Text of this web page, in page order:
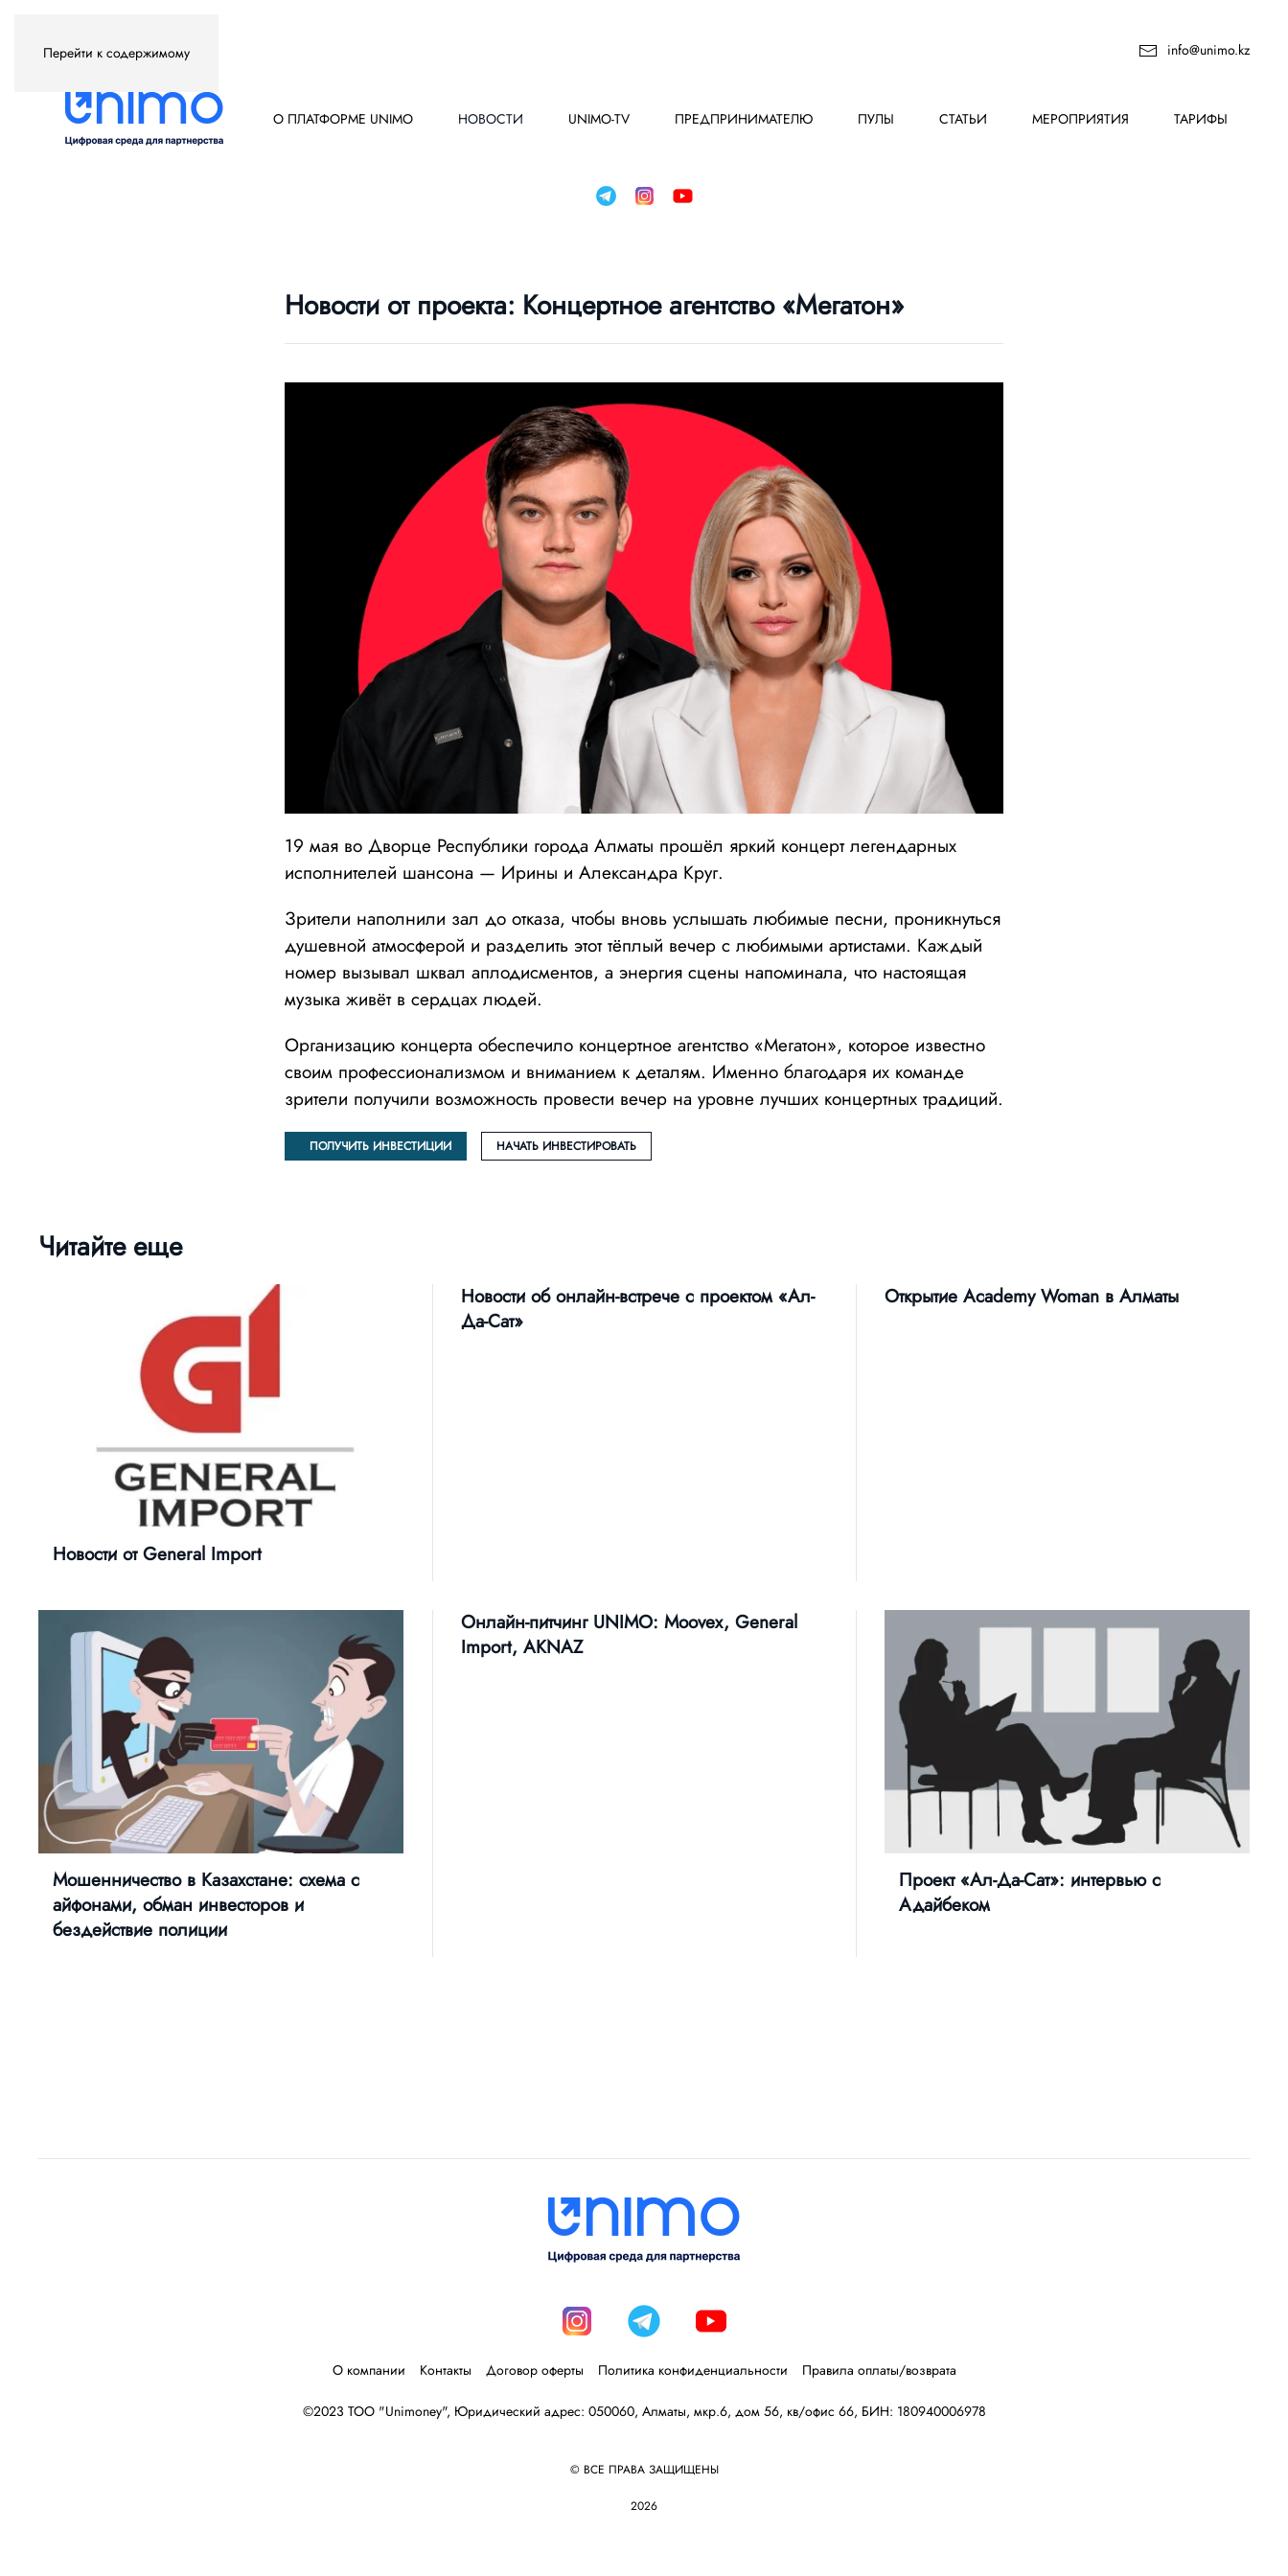
Перейти к содержимому info@unimo.kz
О ПЛАТФОРМЕ UNIMO НОВОСТИ UNIMO-TV ПРЕДПРИНИМАТЕЛЮ ПУЛЫ СТАТЬИ МЕРОПРИЯТИЯ ТАРИФЫ
Новости от проекта: Концертное агентство «Мегатон»
19 мая во Дворце Республики города Алматы прошёл яркий концерт легендарных
исполнителей шансона — Ирины и Александра Круг.
Зрители наполнили зал до отказа, чтобы вновь услышать любимые песни, проникнуться
душевной атмосферой и разделить этот тёплый вечер с любимыми артистами. Каждый
номер вызывал шквал аплодисментов, а энергия сцены напоминала, что настоящая
музыка живёт в сердцах людей.
Организацию концерта обеспечило концертное агентство «Мегатон», которое известно
своим профессионализмом и вниманием к деталям. Именно благодаря их команде
зрители получили возможность провести вечер на уровне лучших концертных традиций.
ПОЛУЧИТЬ ИНВЕСТИЦИИ НАЧАТЬ ИНВЕСТИРОВАТЬ
Читайте еще
Новости от General Import
Новости об онлайн-встрече с проектом «Ал-
Да-Сат»
Открытие Academy Woman в Алматы
Мошенничество в Казахстане: схема с
айфонами, обман инвесторов и
бездействие полиции
Онлайн-питчинг UNIMO: Moovex, General
Import, AKNAZ
Проект «Ал-Да-Сат»: интервью с
Адайбеком
О компании Контакты Договор оферты Политика конфиденциальности Правила оплаты/возврата
©2023 ТОО "Unimoney", Юридический адрес: 050060, Алматы, мкр.6, дом 56, кв/офис 66, БИН: 180940006978
© ВСЕ ПРАВА ЗАЩИЩЕНЫ
2026